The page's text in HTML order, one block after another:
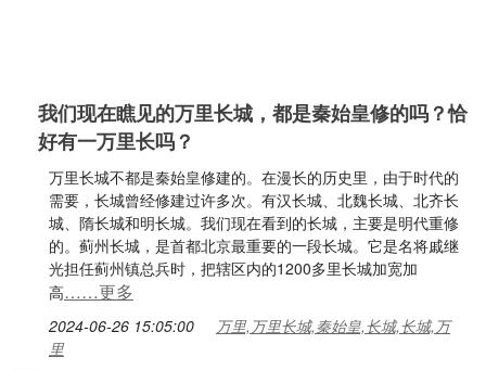
我们现在瞧见的万里长城，都是秦始皇修的吗？恰
好有一万里长吗？
万里长城不都是秦始皇修建的。在漫长的历史里，由于时代的
需要，长城曾经修建过许多次。有汉长城、北魏长城、北齐长
城、隋长城和明长城。我们现在看到的长城，主要是明代重修
的。蓟州长城，是首都北京最重要的一段长城。它是名将戚继
光担任蓟州镇总兵时，把辖区内的1200多里长城加宽加
高……更多
2024-06-26 15:05:00
万里,万里长城,秦始皇,长城,长城,万
里